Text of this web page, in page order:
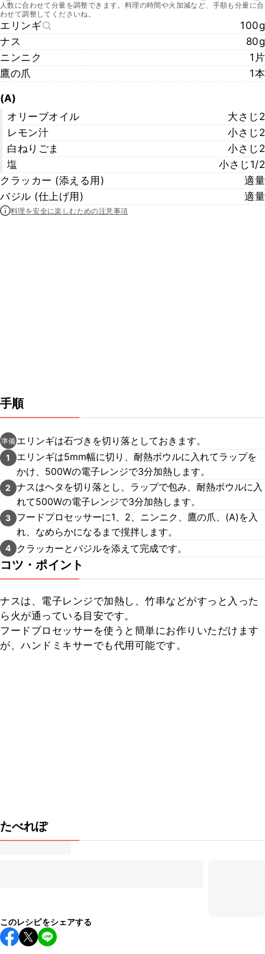
人数に合わせて分量を調整できます。料理の時間や火加減など、手順も分量に合
わせて調整してくださいね。
エリンギ
100g
ナス
80g
ニンニク
1片
鷹の爪
1本
(A)
オリーブオイル
大さじ2
レモン汁
小さじ2
白ねりごま
小さじ2
塩
小さじ1/2
クラッカー (添える用)
適量
バジル (仕上げ用)
適量
料理を安全に楽しむための注意事項
手順
準備 エリンギは石づきを切り落としておきます。
1
エリンギは5mm幅に切り、耐熱ボウルに入れてラップを
かけ、500Wの電子レンジで3分加熱します。
2
ナスはヘタを切り落とし、ラップで包み、耐熱ボウルに入
れて500Wの電子レンジで3分加熱します。
3
フードプロセッサーに1、2、ニンニク、鷹の爪、(A)を入
れ、なめらかになるまで撹拌します。
4 クラッカーとバジルを添えて完成です。
コツ・ポイント
ナスは、電子レンジで加熱し、竹串などがすっと入った
ら火が通っている目安です。
フードプロセッサーを使うと簡単にお作りいただけます
が、ハンドミキサーでも代用可能です。
たべれぽ
このレシピをシェアする